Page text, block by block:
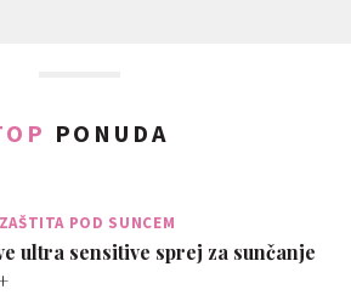
PONUDA
POD SUNCEM
ultra sensitive sprej za sunčanje